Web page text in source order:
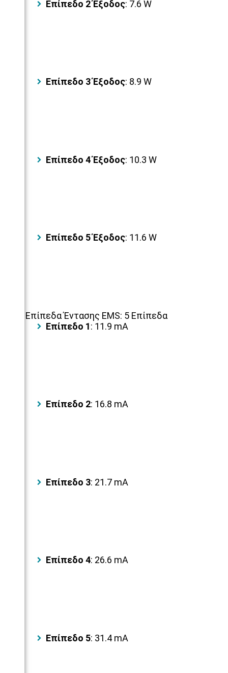
Επίπεδο 2 Έξοδος: 7.6 W
Επίπεδο 3 Έξοδος: 8.9 W
Επίπεδο 4 Έξοδος: 10.3 W
Επίπεδο 5 Έξοδος: 11.6 W
Επίπεδα Έντασης EMS: 5 Επίπεδα
Επίπεδο 1: 11.9 mA
Επίπεδο 2: 16.8 mA
Επίπεδο 3: 21.7 mA
Επίπεδο 4: 26.6 mA
Επίπεδο 5: 31.4 mA